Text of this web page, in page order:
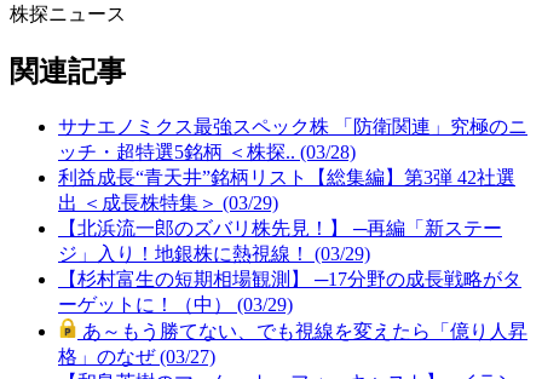
株探ニュース
関連記事
サナエノミクス最強スペック株 「防衛関連」究極のニ
ッチ・超特選5銘柄 ＜株探.. (03/28)
利益成長“青天井”銘柄リスト【総集編】第3弾 42社選
出 ＜成長株特集＞ (03/29)
【北浜流一郎のズバリ株先見！】 ─再編「新ステー
ジ」入り！地銀株に熱視線！ (03/29)
【杉村富生の短期相場観測】 ─17分野の成長戦略がタ
ーゲットに！（中） (03/29)
あ～もう勝てない、でも視線を変えたら「億り人昇
格」のなぜ (03/27)